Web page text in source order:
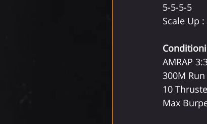
5-5-5-5
Scale Up
AMRAP
300M Run
10
Max